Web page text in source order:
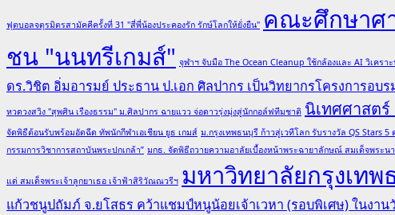
ฟุตบอลจตุรมิตรสามัคคีครั้งที่ 31 "สี่พี่น้องประคองรัก รักษ์โลกให้ยั่งยืน" คณะศึกษาศ
ชน "นนทรีเกมส์" จุฬาฯ จับมือ The Ocean Cleanup ใช้กล้องและ AI วิเคร
ดร.วิชิต อิ่มอารมย์ ประธาน ป.เอก ศิลปากร เป็นวิทยากรโครงการอบ
หวดวงสวิง "สุพศิน เรืองธรรม" ม.ศิลปากร ฉายแวว จ่อดาวรุ่งมุ่งสู่นักกอล์ฟทีมชาติ นิเทศศาสต
จัดพิธีต้อนรับพร้อมอัดฉีด ทัพนักกีฬาเอเชียน ยูธ เกมส์ ม.กรุงเทพธนบุรี ก้าวสู่เวทีโลก รับรางวัล QS Stars
กรรมการวิชาการสถาบันพระปกเกล้า” มกธ. จัดพิธีถวายความอาลัยเบื้องหน้าพระฉายาลักษณ์ สมเด็จพร
แด่ สมเด็จพระเจ้าลูกยาเธอ เจ้าฟ้าสิริวัณณวรีฯ มหาวิทยาลัยกรุงเทพ
แก้วชนูปถัมภ์ จ.ยโสธร คว้าแชมป์หนูน้อยเจ้าเวหา (รอบพิเศษ) ในงา